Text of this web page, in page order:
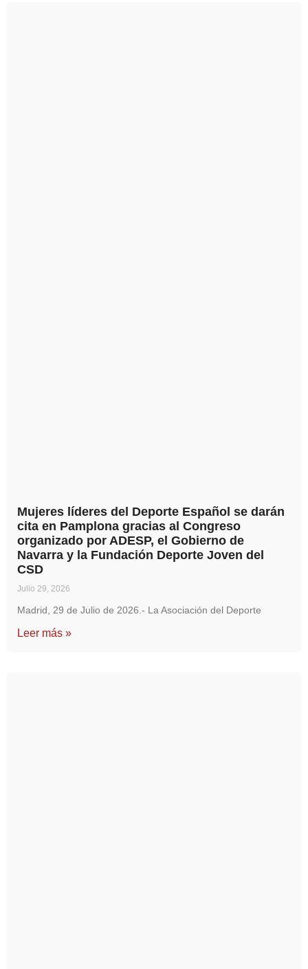
Mujeres líderes del Deporte Español se darán
cita en Pamplona gracias al Congreso
organizado por ADESP, el Gobierno de
Navarra y la Fundación Deporte Joven del
CSD
Julio 29, 2026
Madrid, 29 de Julio de 2026.- La Asociación del Deporte
Leer más »